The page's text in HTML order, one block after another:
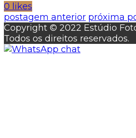
0 likes
postagem anterior próxima
Copyright © 2022 Estúdio
Todos os direitos reservados.